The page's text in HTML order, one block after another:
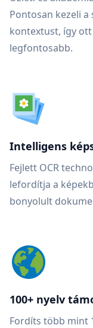
Pontosan kezeli a
kontextust, így
legfontosabb.
Intelligens
Fejlett OCR
lefordítja a
bonyolult
100+ nyelv
Fordíts több mint